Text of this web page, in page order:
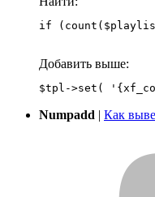
if
Добавить выше:
Numpadd | Как